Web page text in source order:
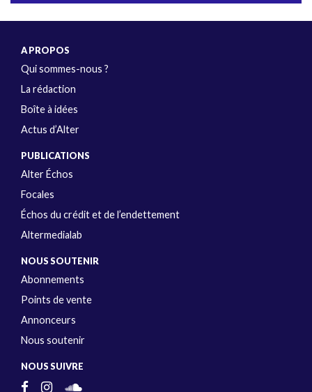
A PROPOS
Qui sommes-nous ?
La rédaction
Boîte à idées
Actus d’Alter
PUBLICATIONS
Alter Échos
Focales
Échos du crédit et de l’endettement
Altermedialab
NOUS SOUTENIR
Abonnements
Points de vente
Annonceurs
Nous soutenir
NOUS SUIVRE